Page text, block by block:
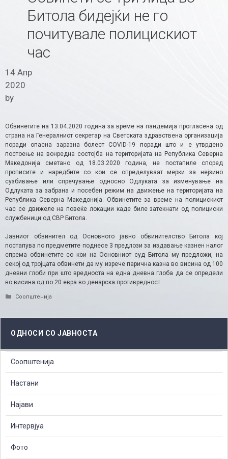
Битола бидејќи не го
почитувале полицискиот
час
14 Апр
2020
by
Обвинетите на 13.04.2020 година за време на пандемија прогласена од
страна на Генералниот секретар на Светската здравствена организација
поради опасна заразна болест COVID-19 поради што и е утврдено
постоење на вонредна состојба на територијата на Република Северна
Македонија сметано од 18.03.2020 година, не постапиле според
прописите и наредбите со кои се определуваат мерки за нејзино
сузбивање или спречување односно Одлуката за изменување на
Одлуката за забрана и посебен режим на движење на територијата на
Република Северна Македонија. Обвинетите за време на полицискиот
час се движеле на повеќе локации каде биле затекнати од полициски
службеници од СВР Битола.
Јавниот обвинител од Основното јавно обвинителство Битола кој
постапува по предметите поднесе 3 предлози за издавање казнен налог
спрема обвинетите со кои на Основниот суд Битола му предложи, на
секој од тројцата обвинети да му изрече парична казна во висина од 100
дневни глоби при што вредноста на една дневна глоба да се определи
во висина од по 20 евра во денарска противредност.
Categories
Соопштенија
ОДНОСИ СО ЈАВНОСТА
Соопштенија
Настани
Најави
Интервјуа
Фото